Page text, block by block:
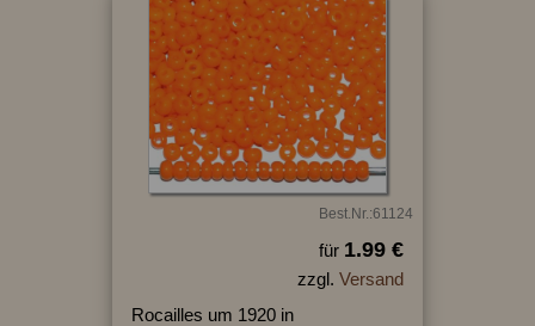
Best.Nr.:61124
für 1.99 €
zzgl. Versand
Rocailles um 1920 in